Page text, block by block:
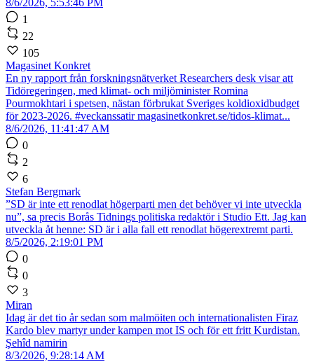
1
22
105
Magasinet Konkret
En ny rapport från forskningsnätverket Researchers desk visar att
Tidöregeringen, med klimat- och miljöminister Romina
Pourmokhtari i spetsen, nästan förbrukat Sveriges koldioxidbudget
för 2023-2026. #veckanssatir magasinetkonkret.se/tidos-klimat...
8/6/2026, 11:41:47 AM
0
2
6
Stefan Bergmark
”SD är inte ett renodlat högerparti men det behöver vi inte utveckla
nu”, sa precis Borås Tidnings politiska redaktör i Studio Ett. Jag kan
utveckla åt henne: SD är i alla fall ett renodlat högerextremt parti.
8/5/2026, 2:19:01 PM
0
0
3
Miran
Idag är det tio år sedan som malmöiten och internationalisten Firaz
Kardo blev martyr under kampen mot IS och för ett fritt Kurdistan.
Şehîd namirin
8/3/2026, 9:28:14 AM